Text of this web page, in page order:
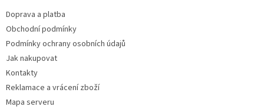
Doprava a platba
Obchodní podmínky
Podmínky ochrany osobních údajů
Jak nakupovat
Kontakty
Reklamace a vrácení zboží
Mapa serveru